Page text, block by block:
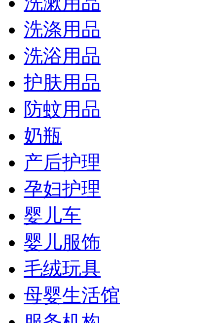
洗涤用品
洗浴用品
护肤用品
防蚊用品
奶瓶
产后护理
孕妇护理
婴儿车
婴儿服饰
毛绒玩具
母婴生活馆